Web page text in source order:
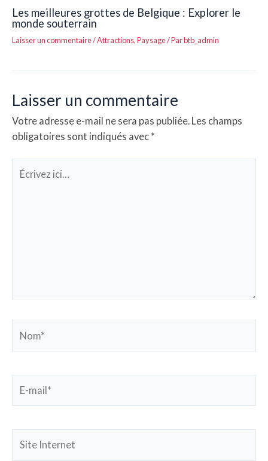
Les meilleures grottes de Belgique : Explorer le
monde souterrain
Laisser un commentaire/Attractions,Paysage/ Parbtb_admin
Laisser un commentaire
Votre adresse e-mail ne sera pas publiée. Les champs
obligatoires sont indiqués avec *
Écrivez
ici…
mail*
Internet